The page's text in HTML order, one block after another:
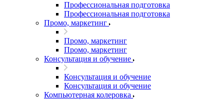
Профессиональная подготовка
Профессиональная подготовка
Промо, маркетинг
Промо, маркетинг
Промо, маркетинг
Консультация и обучение
Консультация и обучение
Консультация и обучение
Компьютерная колеровка